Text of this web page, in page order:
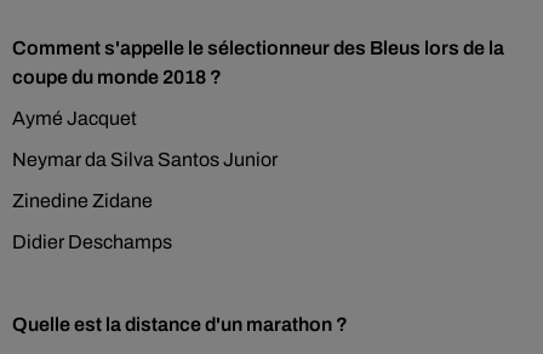
Comment s'appelle le sélectionneur des Bleus lors de la
coupe du monde 2018 ?
Aymé Jacquet
Neymar da Silva Santos Junior
Zinedine Zidane
Didier Deschamps
Quelle est la distance d'un marathon ?